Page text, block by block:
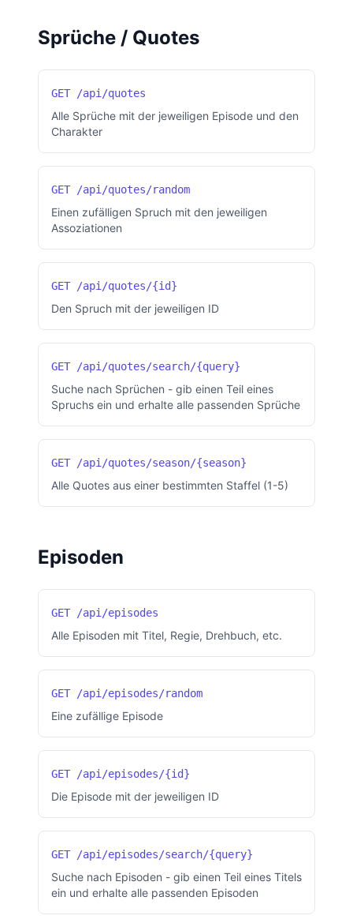
Sprüche / Quotes
GET /api/quotes
Alle Sprüche mit der jeweiligen Episode und den
Charakter
GET /api/quotes/random
Einen zufälligen Spruch mit den jeweiligen
Assoziationen
GET /api/quotes/{id}
Den Spruch mit der jeweiligen ID
GET /api/quotes/search/{query}
Suche nach Sprüchen - gib einen Teil eines
Spruchs ein und erhalte alle passenden Sprüche
GET /api/quotes/season/{season}
Alle Quotes aus einer bestimmten Staffel (1-5)
Episoden
GET /api/episodes
Alle Episoden mit Titel, Regie, Drehbuch, etc.
GET /api/episodes/random
Eine zufällige Episode
GET /api/episodes/{id}
Die Episode mit der jeweiligen ID
GET /api/episodes/search/{query}
Suche nach Episoden - gib einen Teil eines Titels
ein und erhalte alle passenden Episoden